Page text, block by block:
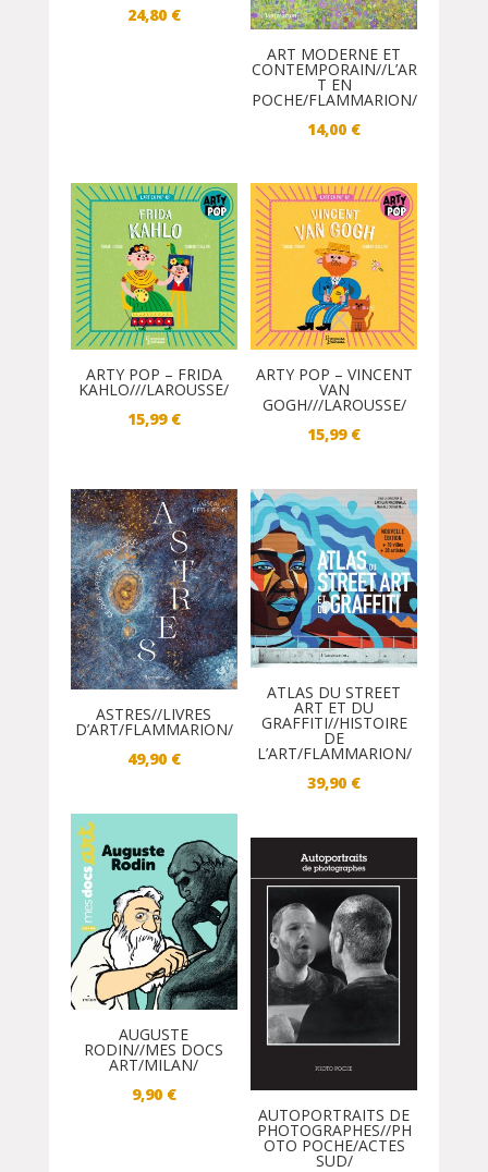
24,80 €
ART MODERNE ET
CONTEMPORAIN//L’AR
T EN
POCHE/FLAMMARION/
14,00 €
ARTY POP – FRIDA
KAHLO///LAROUSSE/
15,99 €
ARTY POP – VINCENT
VAN
GOGH///LAROUSSE/
15,99 €
ASTRES//LIVRES
D’ART/FLAMMARION/
49,90 €
ATLAS DU STREET
ART ET DU
GRAFFITI//HISTOIRE
DE
L’ART/FLAMMARION/
39,90 €
AUGUSTE
RODIN//MES DOCS
ART/MILAN/
9,90 €
AUTOPORTRAITS DE
PHOTOGRAPHES//PH
OTO POCHE/ACTES
SUD/